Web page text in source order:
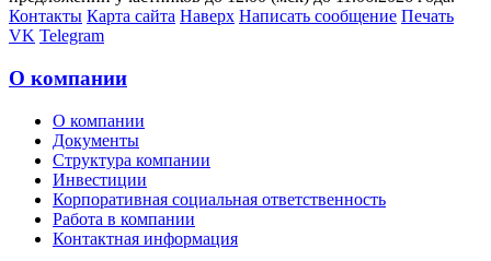
Контакты Карта сайта Наверх Написать сообщение Печать
VK Telegram
О компании
О компании
Документы
Структура компании
Инвестиции
Корпоративная социальная ответственность
Работа в компании
Контактная информация